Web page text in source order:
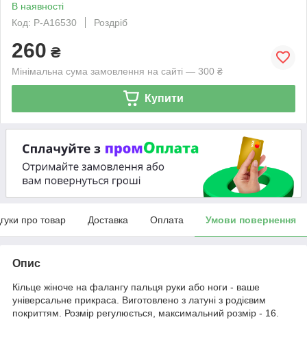
В наявності
Код: P-A16530
Роздріб
260 ₴
Мінімальна сума замовлення на сайті — 300 ₴
Купити
про товар Доставка Оплата Умови повернення
Опис
Кільце жіноче на фалангу пальця руки або ноги - ваше
універсальне прикраса. Виготовлено з латуні з родієвим
покриттям. Розмір регулюється, максимальний розмір - 16.